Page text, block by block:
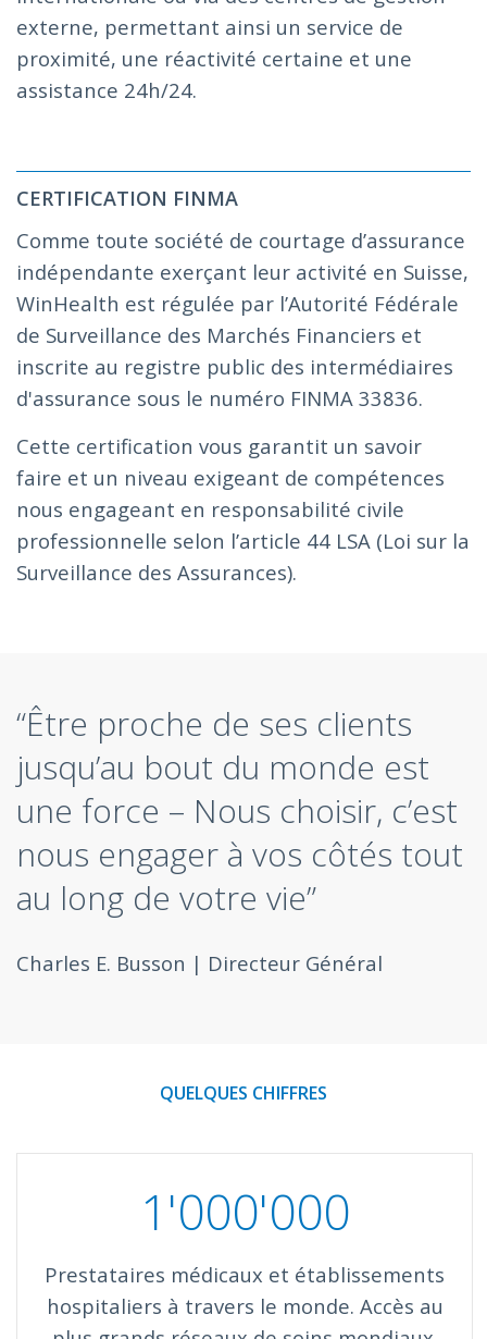
externe, permettant ainsi un service de
proximité, une réactivité certaine et une
assistance 24h/24.
CERTIFICATION FINMA
Comme toute société de courtage d’assurance
indépendante exerçant leur activité en Suisse,
WinHealth est régulée par l’Autorité Fédérale
de Surveillance des Marchés Financiers et
inscrite au registre public des intermédiaires
d'assurance sous le numéro FINMA 33836.
Cette certification vous garantit un savoir
faire et un niveau exigeant de compétences
nous engageant en responsabilité civile
professionnelle selon l’article 44 LSA (Loi sur la
Surveillance des Assurances).
“Être proche de ses clients
jusqu’au bout du monde est
une force – Nous choisir, c’est
nous engager à vos côtés tout
au long de votre vie”
Charles E. Busson | Directeur Général
QUELQUES CHIFFRES
1'000'000
Prestataires médicaux et établissements
hospitaliers à travers le monde. Accès au